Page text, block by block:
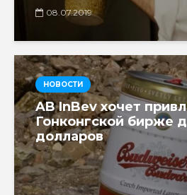
08.07.2019
НОВОСТИ
AB InBev хочет
Гонконгской бирже
долларов